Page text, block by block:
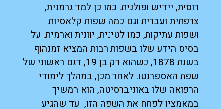
רוסית, יידיש ופולנית. כמו כן למד גרמנית,
צרפתית ועברית וגם כמה שפות קלאסיות
ושפות עתיקות, כמו לטינית, יוונית וארמית. על
בסיס הידע שלו בשפות רבות המציא זמנהוף
בשנת 1878, כשהוא רק בן 19, דגם ראשוני של
שפת האספרנטו. לאחר מכן, במהלך לימודי
הרפואה שלו באוניברסיטה, הוא המשיך
במאמציו לפתח את השפה הזו, עד שהגיע